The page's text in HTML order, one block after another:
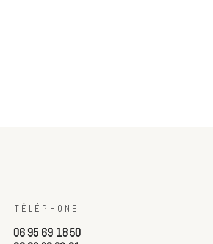
TÉLÉPHONE
06 95 69 18 50